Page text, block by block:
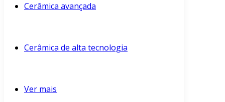
Cerâmica avançada
Cerâmica de alta tecnologia
Ver mais